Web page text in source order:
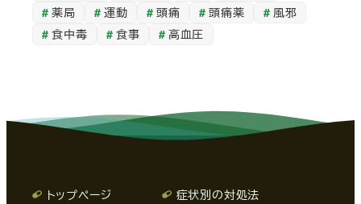
薬局
運動 頭痛 頭痛薬
風邪
食中毒
食事 高血圧
トップページ
症状別の対処法